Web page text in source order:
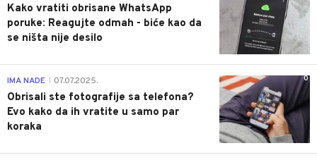
Kako vratiti obrisane WhatsApp
poruke: Reagujte odmah - biće kao da
se ništa nije desilo
0
IMA NADE 07.07.2025.
Obrisali ste fotografije sa telefona?
Evo kako da ih vratite u samo par
koraka